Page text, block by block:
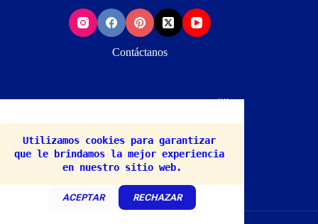
Utilizamos cookies para garantizar
que le brindamos la mejor experiencia
en nuestro sitio web.
ACEPTAR RECHAZAR
Contáctanos
HECHO POR: studio.siteweb@gmail.com